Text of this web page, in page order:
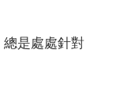
是處處針對